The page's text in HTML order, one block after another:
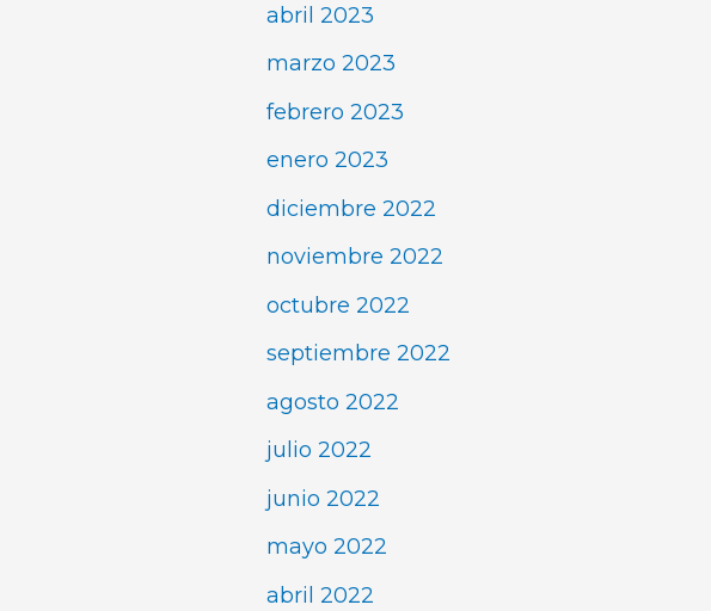
abril 2023
marzo 2023
febrero 2023
enero 2023
diciembre 2022
noviembre 2022
octubre 2022
septiembre 2022
agosto 2022
julio 2022
junio 2022
mayo 2022
abril 2022